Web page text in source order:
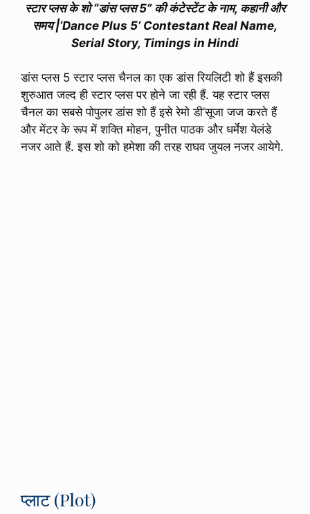
स्टार प्लस के शो “डांस प्लस 5” की कंटेस्टेंट के नाम, कहानी और
समय |‘Dance Plus 5’ Contestant Real Name,
Serial Story, Timings in Hindi
डांस प्लस 5 स्टार प्लस चैनल का एक डांस रियलिटी शो हैं इसकी
शुरुआत जल्द ही स्टार प्लस पर होने जा रही हैं. यह स्टार प्लस
चैनल का सबसे पोपुलर डांस शो हैं इसे रेमो डी’सूजा जज करते हैं
और मेंटर के रूप में शक्ति मोहन, पुनीत पाठक और धर्मेश येलंडे
नजर आते हैं. इस शो को हमेशा की तरह राघव जुयल नजर आयेगे.
प्लाट (Plot)